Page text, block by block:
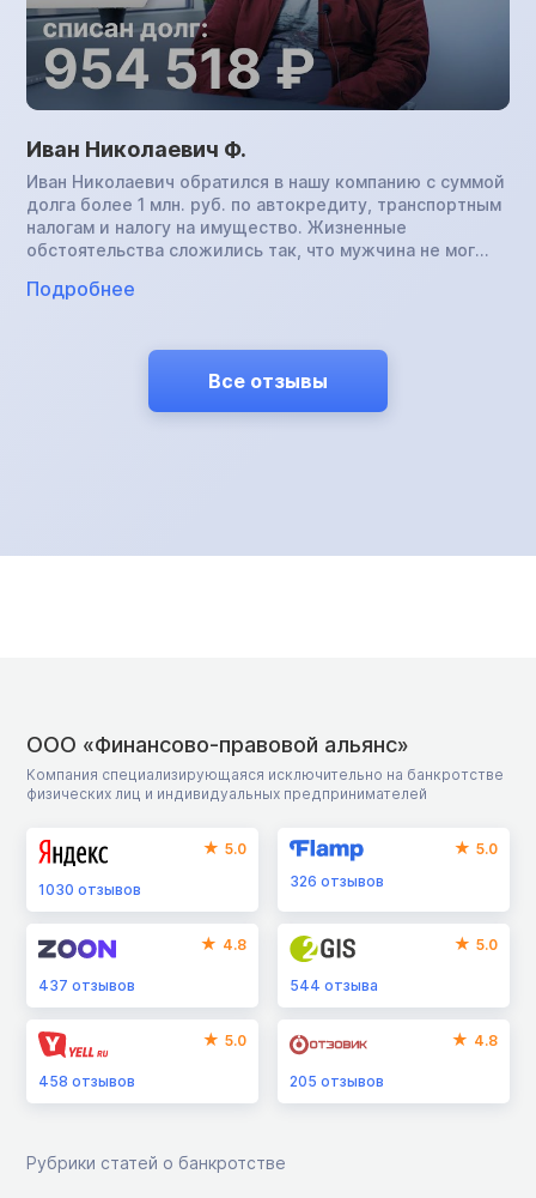
Иван Николаевич Ф.
Иван Николаевич обратился в нашу компанию с суммой
долга более 1 млн. руб. по автокредиту, транспортным
налогам и налогу на имущество. Жизненные
обстоятельства сложились так, что мужчина не мог
машину в счет погашения задолженности, но получил
ФССП, однако сделать это тоже не удалось. Знакомая
мужчины прошла процедуру банкротства в нашей
компании и он решил последовать ее примеру.
Подробнее
Все отзывы
ООО «Финансово-правовой альянс»
Компания специализирующаяся исключительно на банкротстве
физических лиц и индивидуальных предпринимателей
5.0
1030 отзывов
5.0
326отзывов
4.8
437 отзывов
5.0
544отзыва
5.0
458 отзывов
4.8
205отзывов
Рубрики статей о банкротстве